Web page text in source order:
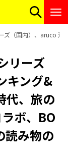
ズ（国内）、aruco 海
リーズ
キング&
代、旅の
ボ、BO
読み物の